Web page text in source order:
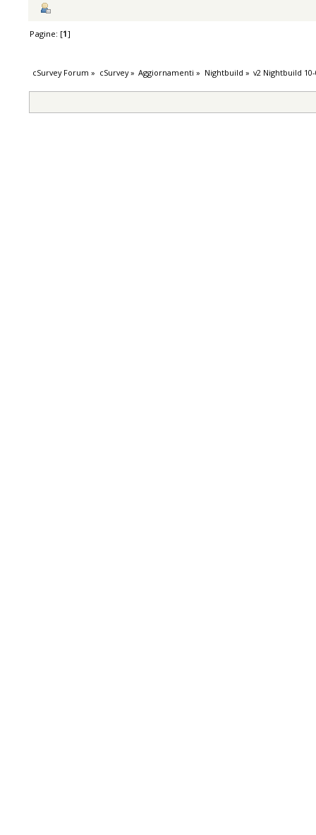
Pagine: [1]
cSurvey Forum » cSurvey» Aggiornamenti » Nightbuild » v2 Nightbuild